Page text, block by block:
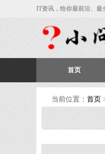
IT资讯，给你最前沿、最
首页
当前位置： 首页